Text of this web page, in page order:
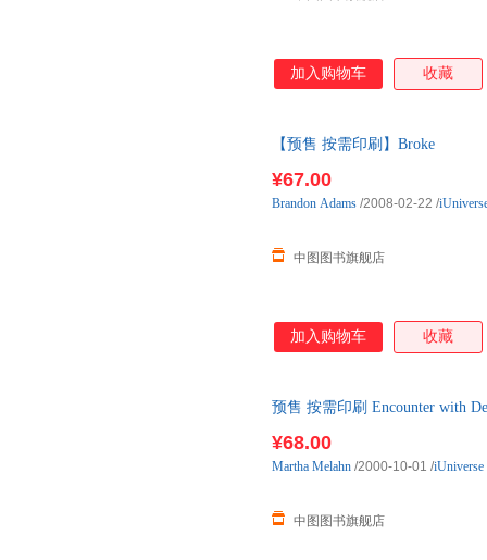
加入购物车 收藏
【预售 按需印刷】Broke
¥67.00
中图图书旗舰店
Brandon Adams /2008-02-22 /
加入购物车 收藏
预售 按需印刷 Encounter with
¥68.00
中图图书旗舰店
Martha Melahn /2000-10-01 /iUniverse